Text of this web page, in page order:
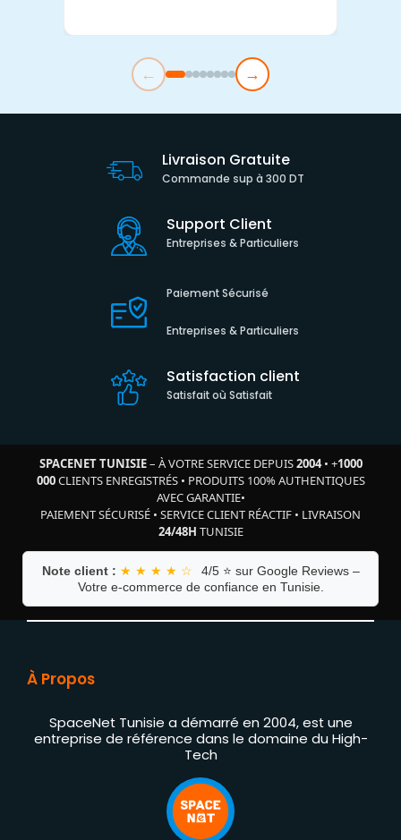
← →
Livraison Gratuite
Commande sup à 300 DT
Support Client
Entreprises & Particuliers
Paiement Sécurisé
Entreprises & Particuliers
Satisfaction client
Satisfait où Satisfait
SPACENET TUNISIE– À VOTRE SERVICE DEPUIS2004• +1000
000CLIENTS ENREGISTRÉS• PRODUITS 100% AUTHENTIQUES
AVEC GARANTIE•
PAIEMENT SÉCURISÉ • SERVICE CLIENT RÉACTIF • LIVRAISON
24/48H TUNISIE
Note client : ★ ★ ★ ★ ☆
4/5 ⭐ sur Google Reviews –
Votre e-commerce de confiance en Tunisie.
À Propos
SpaceNet Tunisie a démarré en 2004, est une
entreprise de référence dans le domaine du High-
Tech